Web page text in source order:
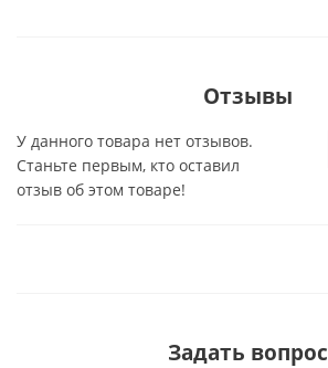
Отзывы
У данного товара нет отзывов.
Станьте первым, кто оставил
отзыв об этом товаре!
Задать вопрос